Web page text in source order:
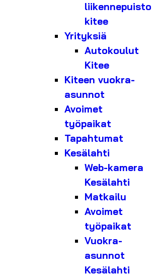
liikennepuisto
kitee
Yrityksiä
Autokoulut
Kitee
Kiteen vuokra-
asunnot
Avoimet
työpaikat
Tapahtumat
Kesälahti
Web-kamera
Kesälahti
Matkailu
Avoimet
työpaikat
Vuokra-
asunnot
Kesälahti